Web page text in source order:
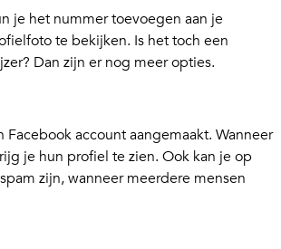
je het nummer toevoegen aan je
te bekijken. Is het toch een
Dan zijn er nog meer opties.
account aangemaakt. Wanneer
je hun profiel te zien. Ook kan je op
zijn, wanneer meerdere mensen